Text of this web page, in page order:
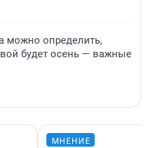
можно определить,
будет осень — важные
МНЕНИЕ